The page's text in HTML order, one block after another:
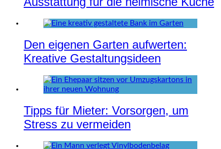
Den eigenen Garten aufwerten:
Kreative Gestaltungsideen
Tipps für Mieter: Vorsorgen, um
Stress zu vermeiden